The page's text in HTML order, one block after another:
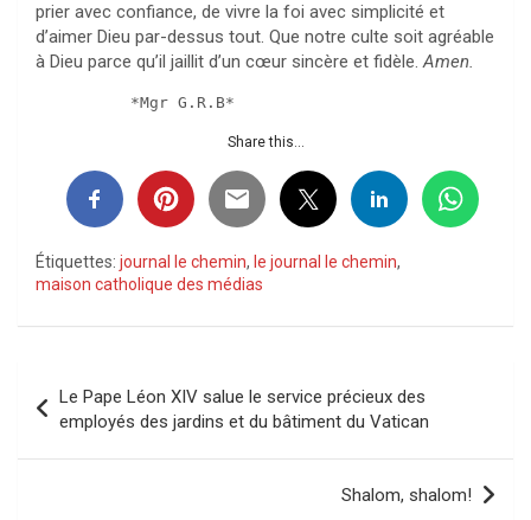
prier avec confiance, de vivre la foi avec simplicité et
d’aimer Dieu par-dessus tout. Que notre culte soit agréable
à Dieu parce qu’il jaillit d’un cœur sincère et fidèle.Amen.
          *Mgr G.R.B*
Share this...
Étiquettes: journal le chemin, le journal le chemin,
maison catholique des médias
de
l’article
Le Pape Léon XIV salue le service précieux des
employés des jardins et du bâtiment du Vatican
Shalom, shalom!